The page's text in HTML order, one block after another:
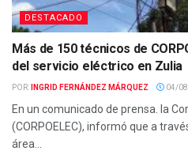
DESTACADO
Más de 150 técnicos de
del servicio eléctrico en Zulia
POR: INGRID FERNÁNDEZ MÁRQUEZ 04/
En un comunicado de prensa. la
(CORPOELEC), informó que a
área...